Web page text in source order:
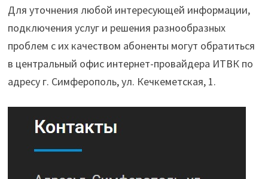
Для уточнения любой интересующей информации,
подключения услуг и решения разнообразных
проблем с их качеством абоненты могут обратиться
в центральный офис интернет-провайдера ИТВК по
адресу г. Симферополь, ул. Кечкеметская, 1.